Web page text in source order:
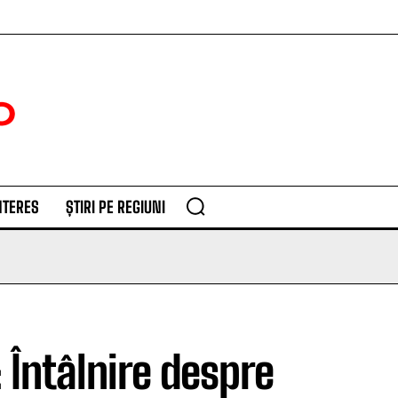
ȘTIRI PE REGIUNI
Întâlnire despre